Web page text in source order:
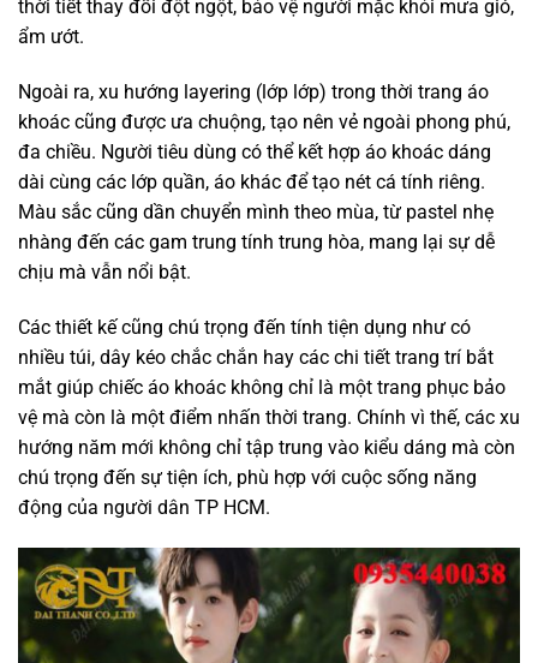
thời tiết thay đổi đột ngột, bảo vệ người mặc khỏi mưa gió,
ẩm ướt.
Ngoài ra, xu hướng layering (lớp lớp) trong thời trang áo
khoác cũng được ưa chuộng, tạo nên vẻ ngoài phong phú,
đa chiều. Người tiêu dùng có thể kết hợp áo khoác dáng
dài cùng các lớp quần, áo khác để tạo nét cá tính riêng.
Màu sắc cũng dần chuyển mình theo mùa, từ pastel nhẹ
nhàng đến các gam trung tính trung hòa, mang lại sự dễ
chịu mà vẫn nổi bật.
Các thiết kế cũng chú trọng đến tính tiện dụng như có
nhiều túi, dây kéo chắc chắn hay các chi tiết trang trí bắt
mắt giúp chiếc áo khoác không chỉ là một trang phục bảo
vệ mà còn là một điểm nhấn thời trang. Chính vì thế, các xu
hướng năm mới không chỉ tập trung vào kiểu dáng mà còn
chú trọng đến sự tiện ích, phù hợp với cuộc sống năng
động của người dân TP HCM.